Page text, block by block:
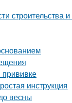
строительства и
инструкция
весны